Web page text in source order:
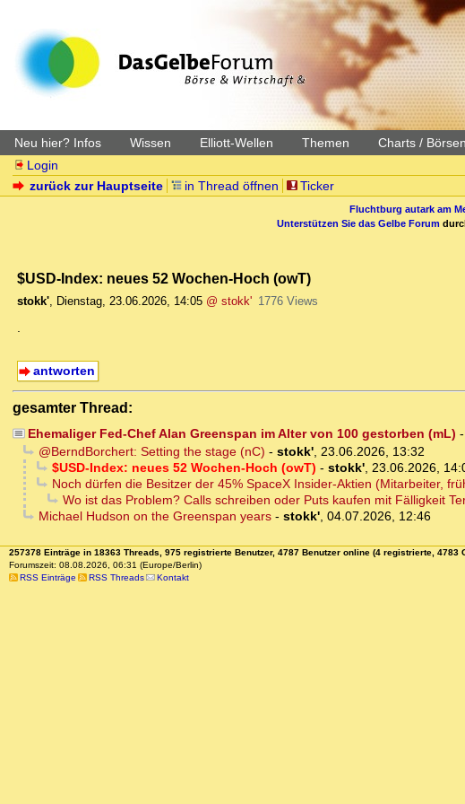
Neu hier? Infos Wissen Elliott-Wellen Themen Charts /
Login
zurück zur Hauptseite
in Thread öffnen Ticker
Fluchtburg autark am
Unterstützen Sie das Gelbe Forum
$USD-Index: neues 52 Wochen-Hoch (owT)
stokk', Dienstag, 23.06.2026, 14:05 @ stokk' 1776 Views
.
antworten
gesamter Thread:
Ehemaliger Fed-Chef Alan Greenspan im Alter von 100 gestorben (mL) -
@BerndBorchert: Setting the stage (nC) - stokk', 23.06.2026, 13:32
$USD-Index: neues 52 Wochen-Hoch (owT) - stokk', 23.06.2026,
Noch dürfen die Besitzer der 45% SpaceX Insider-Aktien (Mitarbeiter,
Wo ist das Problem? Calls schreiben oder Puts kaufen mit Fälligkeit
Michael Hudson on the Greenspan years- stokk', 04.07.2026, 12:46
257378 Einträge in 18363 Threads, 975 registrierte Benutzer, 4787 Benutzer online (4 registrierte, 4783
Forumszeit: 08.08.2026, 06:31 (Europe/Berlin)
RSS Einträge
RSS Threads Kontakt